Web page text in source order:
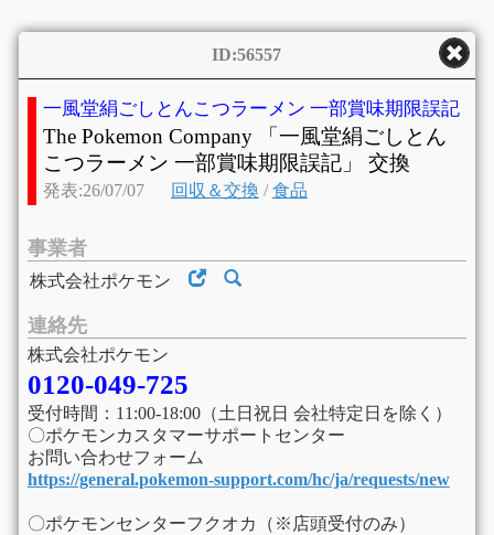
ID:56557
一風堂絹ごしとんこつラーメン 一部賞味期限誤記
The Pokemon Company 「一風堂絹ごしとん
こつラーメン 一部賞味期限誤記」 交換
発表:26/07/07 回収＆交換 /食品
事業者
株式会社ポケモン
連絡先
株式会社ポケモン
0120-049-725
受付時間：11:00-18:00（土日祝日 会社特定日を除く）
〇ポケモンカスタマーサポートセンター
お問い合わせフォーム
https://general.pokemon-support.com/hc/ja/requests/new
〇ポケモンセンターフクオカ（※店頭受付のみ）